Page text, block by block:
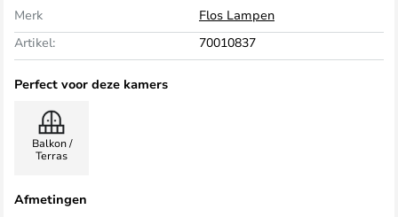
Merk
Flos Lampen
Artikel:
70010837
Perfect voor deze kamers
Balkon /
Terras
Afmetingen